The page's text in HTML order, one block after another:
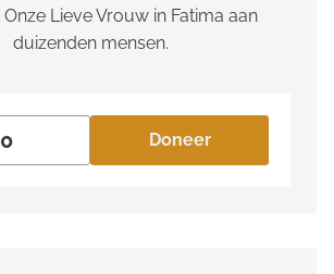
Lieve Vrouw in Fatima aan
duizenden mensen.
Doneer